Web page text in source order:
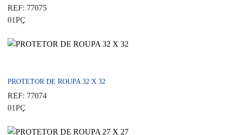
REF: 77075
01PÇ
PROTETOR DE ROUPA 32 X 32
REF: 77074
01PÇ